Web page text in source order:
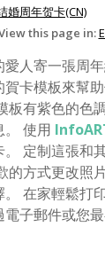
婚周年贺卡(CN)
this page in:
人寄一張周
卡模板來幫
板有紫色的色
。 使用
定制這張和
的方式更改照
。 在家輕鬆打
子郵件或您